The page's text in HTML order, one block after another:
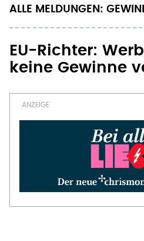
ALLE MELDUNGEN:
EU-Richter:
keine Gewinne